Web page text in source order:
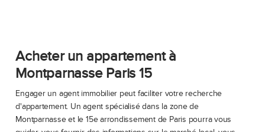
Acheter un appartement à
Montparnasse Paris 15
Engager un agent immobilier peut faciliter votre recherche
d'appartement. Un agent spécialisé dans la zone de
Montparnasse et le 15e arrondissement de Paris pourra vous